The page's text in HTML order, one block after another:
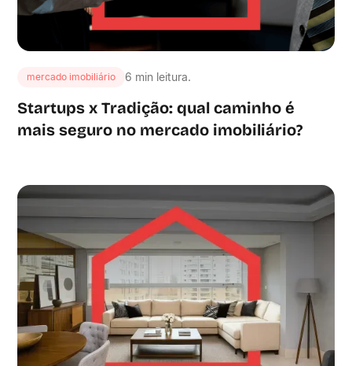
mercado imobiliário 6 min leitura.
Startups x Tradição: qual caminho é
mais seguro no mercado imobiliário?